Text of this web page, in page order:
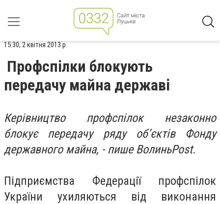
15:30, 2 квітня 2013 р.
Профспілки блокують
передачу майна державі
Керівництво профспілок незаконно
блокує передачу ряду обʼєктів Фонду
державного майна, - пише ВолиньPost.
Підприємства Федерації профспілок
України ухиляються від виконання